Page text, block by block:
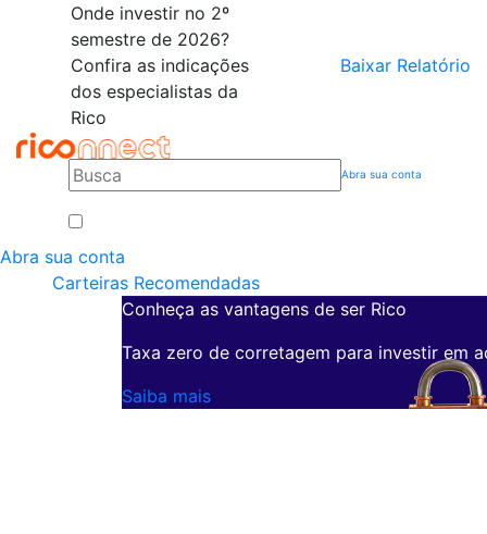
Onde investir no 2º
semestre de 2026?
Confira as indicações
dos especialistas da
Rico
Baixar Relatório
Abra sua conta
Abra sua conta
Carteiras Recomendadas
Conheça as vantagens de ser Rico
Taxa zero de corretagem para investir em
Saiba mais